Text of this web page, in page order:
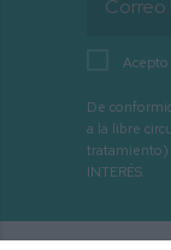
Acepto
De
a la libre
tratamiento)
INTERÉS.